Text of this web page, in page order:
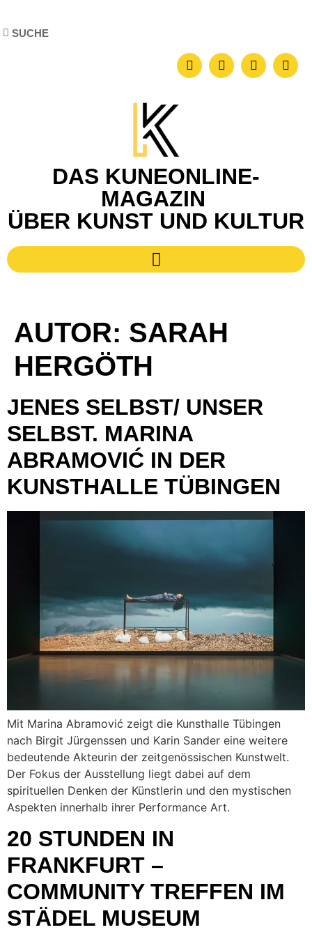
DAS KUNEONLINE-
MAGAZIN
ÜBER KUNST UND KULTUR
AUTOR: SARAH
HERGÖTH
JENES SELBST/ UNSER
SELBST. MARINA
ABRAMOVIĆ IN DER
KUNSTHALLE TÜBINGEN
Mit Marina Abramović zeigt die Kunsthalle Tübingen
nach Birgit Jürgenssen und Karin Sander eine weitere
bedeutende Akteurin der zeitgenössischen Kunstwelt.
Der Fokus der Ausstellung liegt dabei auf dem
spirituellen Denken der Künstlerin und den mystischen
Aspekten innerhalb ihrer Performance Art.
20 STUNDEN IN
FRANKFURT –
COMMUNITY TREFFEN IM
STÄDEL MUSEUM